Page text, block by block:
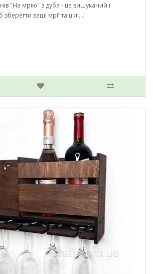
"На мрію" з дуба - це вишуканий і
ваші мрії та цілі. ..